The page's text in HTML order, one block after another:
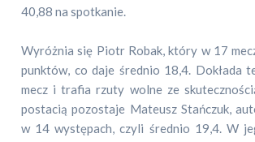
40,88 na spotkanie.
Wyróżnia się Piotr Robak, który w 17
punktów, co daje średnio 18,4. Dokłada
mecz i trafia rzuty wolne ze
postacią pozostaje Mateusz Stańczuk,
w 14 występach, czyli średnio 19,4. W